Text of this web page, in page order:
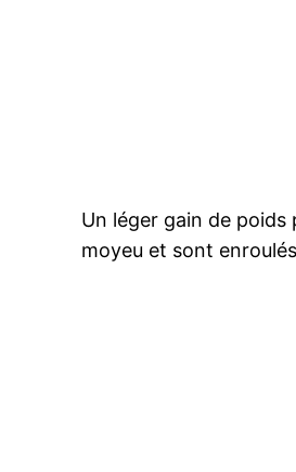
Un léger gain de
moyeu et sont